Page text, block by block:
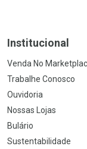
Institucional
Venda No
Trabalhe Conosco
Ouvidoria
Nossas Lojas
Bulário
Sustentabilidade